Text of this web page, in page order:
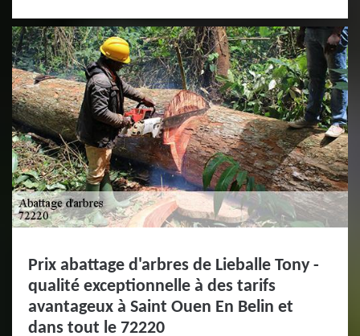
Prix abattage d'arbres de Lieballe Tony -
qualité exceptionnelle à des tarifs
avantageux à Saint Ouen En Belin et
dans tout le 72220